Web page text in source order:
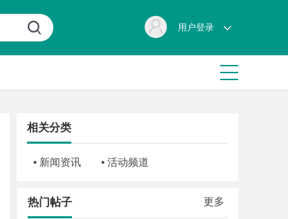
用户登录
相关分类
• 新闻资讯 • 活动频道
更多
热门帖子